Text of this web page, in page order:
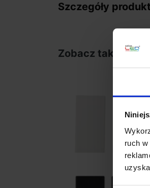
ruch
Szczegóły
Zobacz także